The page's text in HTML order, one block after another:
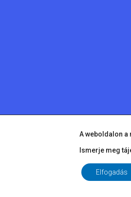
A weboldalon a
Ismerje meg
Elfogadás